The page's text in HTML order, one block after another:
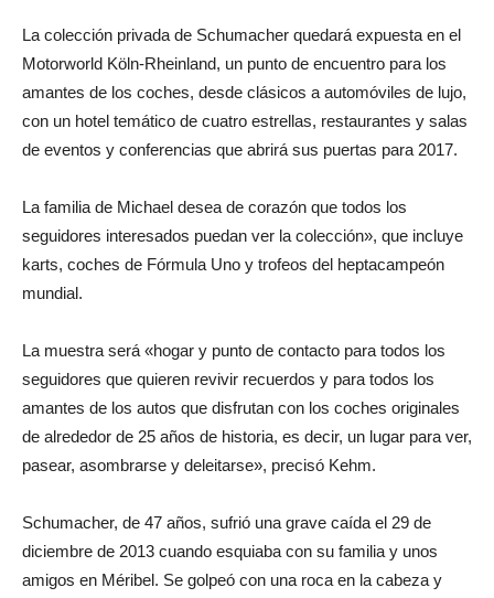
La colección privada de Schumacher quedará expuesta en el
Motorworld Köln-Rheinland, un punto de encuentro para los
amantes de los coches, desde clásicos a automóviles de lujo,
con un hotel temático de cuatro estrellas, restaurantes y salas
de eventos y conferencias que abrirá sus puertas para 2017.
La familia de Michael desea de corazón que todos los
seguidores interesados puedan ver la colección», que incluye
karts, coches de Fórmula Uno y trofeos del heptacampeón
mundial.
La muestra será «hogar y punto de contacto para todos los
seguidores que quieren revivir recuerdos y para todos los
amantes de los autos que disfrutan con los coches originales
de alrededor de 25 años de historia, es decir, un lugar para ver,
pasear, asombrarse y deleitarse», precisó Kehm.
Schumacher, de 47 años, sufrió una grave caída el 29 de
diciembre de 2013 cuando esquiaba con su familia y unos
amigos en Méribel. Se golpeó con una roca en la cabeza y